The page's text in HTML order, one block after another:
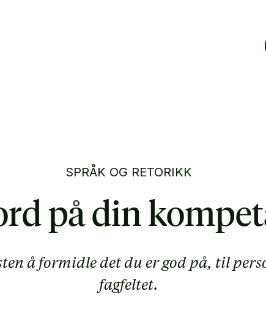
SPRÅK OG RETORIKK
på din
å formidle det du er god på, til
fagfeltet.